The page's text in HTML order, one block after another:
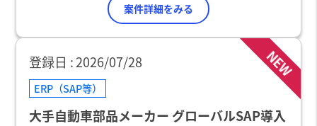
案件詳細をみる
NEW
登録日 2026/07/28
ERP（SAP等）
大手自動車部品メーカー グローバルSAP導入